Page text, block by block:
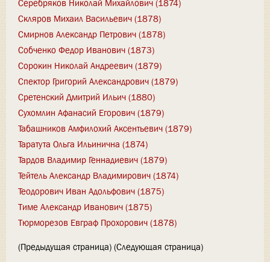
Серебряков Николай Михайлович (1874)
Скляров Михаил Васильевич (1878)
Смирнов Александр Петрович (1878)
Собченко Федор Иванович (1873)
Сорокин Николай Андреевич (1879)
Спектор Григорий Александрович (1879)
Сретенский Дмитрий Ильич (1880)
Сухомлин Афанасий Егорович (1879)
Табашников Амфилохий Аксентьевич (1879)
Таратута Ольга Ильинична (1874)
Тардов Владимир Геннадиевич (1879)
Тейтель Александр Владимирович (1874)
Теодорович Иван Адольфович (1875)
Тиме Александр Иванович (1875)
Тюрморезов Евграф Прохорович (1878)
(Предыдущая страница) (Следующая страница)